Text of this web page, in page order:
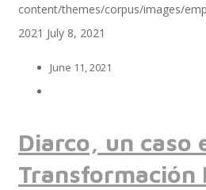
EPI-US4HANA
Implementación
content/themes/corpus/images/
2021 July 8, 2021
June 11, 2021
Diarco, un caso
Transformación